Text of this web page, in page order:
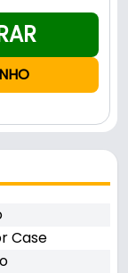
Case